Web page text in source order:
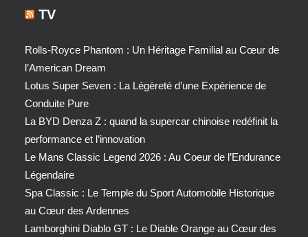
TV
Rolls-Royce Phantom : Un Héritage Familial au Cœur de
l’American Dream
Lotus Super Seven : La Légèreté d’une Expérience de
Conduite Pure
La BYD Denza Z : quand la supercar chinoise redéfinit la
performance et l’innovation
Le Mans Classic Legend 2026 : Au Coeur de l’Endurance
Légendaire
Spa Classic : Le Temple du Sport Automobile Historique
au Cœur des Ardennes
Lamborghini Diablo GT : Le Diable Orange au Cœur des